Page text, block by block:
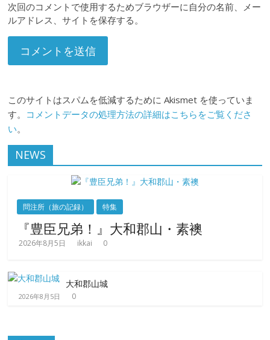
次回のコメントで使用するためブラウザーに自分の名前、メー
ルアドレス、サイトを保存する。
このサイトはスパムを低減するために Akismet を使っていま
す。 コメントデータの処理方法の詳細はこちらをご覧くださ
い。
NEWS
問注所（旅の記録） 特集
『豊臣兄弟！』大和郡山・素襖
2026年8月5日 ikkai 0
大和郡山城
2026年8月5日 0